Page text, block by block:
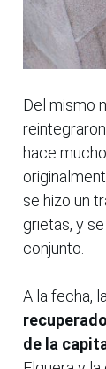
Del mismo
hace
se hizo un
grietas, y
conjunto.
A la fecha,
de la